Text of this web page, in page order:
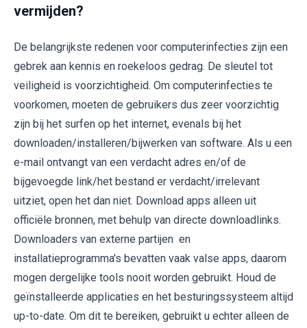
vermijden?
De belangrijkste redenen voor computerinfecties zijn een
gebrek aan kennis en roekeloos gedrag. De sleutel tot
veiligheid is voorzichtigheid. Om computerinfecties te
voorkomen, moeten de gebruikers dus zeer voorzichtig
zijn bij het surfen op het internet, evenals bij het
downloaden/installeren/bijwerken van software. Als u een
e-mail ontvangt van een verdacht adres en/of de
bijgevoegde link/het bestand er verdacht/irrelevant
uitziet, open het dan niet. Download apps alleen uit
officiële bronnen, met behulp van directe downloadlinks.
Downloaders van externe partijen en
installatieprogramma's bevatten vaak valse apps, daarom
mogen dergelijke tools nooit worden gebruikt. Houd de
geïnstalleerde applicaties en het besturingssysteem altijd
up-to-date. Om dit te bereiken, gebruikt u echter alleen de